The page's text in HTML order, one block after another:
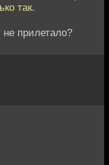
так.
прилетало?